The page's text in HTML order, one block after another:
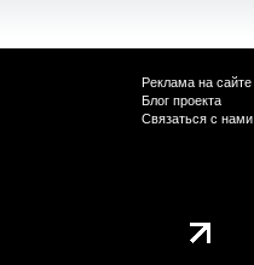
Реклама на сайте
Блог проекта
Связаться с нами